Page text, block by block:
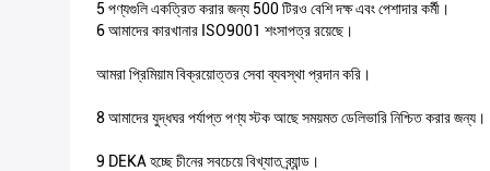
5 পণ্যগুলি একত্রিত করার জন্য 500 টিরও বেশি দক্ষ এবং পেশাদার কর্মী।
6 আমাদের কারখানার ISO9001 শংসাপত্র রয়েছে।
আমরা প্রিমিয়াম বিক্রয়োত্তর সেবা ব্যবস্থা প্রদান করি।
8 আমাদের যুদ্ধঘর পর্যাপ্ত পণ্য স্টক আছে সময়মত ডেলিভারি নিশ্চিত করার জন্য।
9 DEKA হচ্ছে চীনের সবচেয়ে বিখ্যাত ব্র্যান্ড।